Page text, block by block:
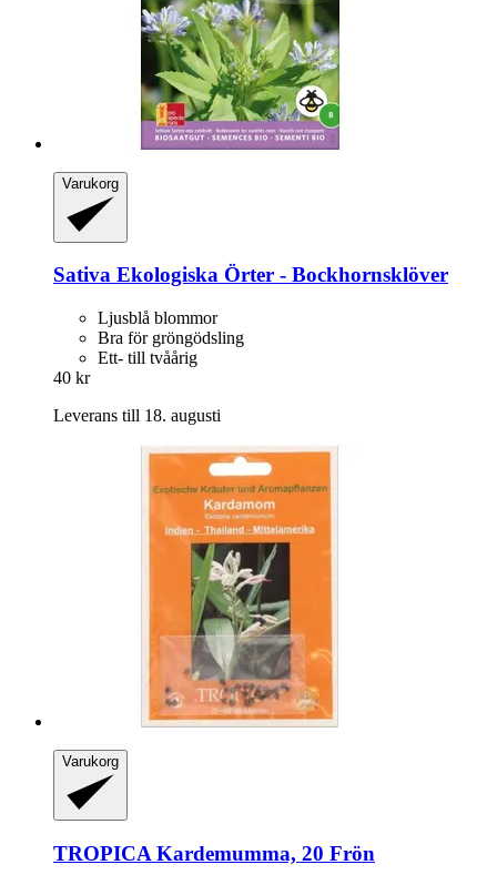
Varukorg
Sativa Ekologiska Örter -​ Bockhornsklöver
Ljusblå blommor
Bra för gröngödsling
Ett- till tvåårig
40 kr
Leverans till 18. augusti
Varukorg
TROPICA Kardemumma, 20 Frön